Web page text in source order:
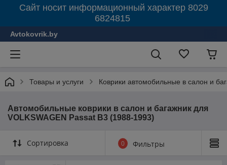
Сайт носит информационный характер 8029
6824815
Avtokovrik.by
Товары и услуги Коврики автомобильные в салон и
Автомобильные коврики в салон и багажник для
VOLKSWAGEN Passat B3 (1988-1993)
Сортировка 0 Фильтры